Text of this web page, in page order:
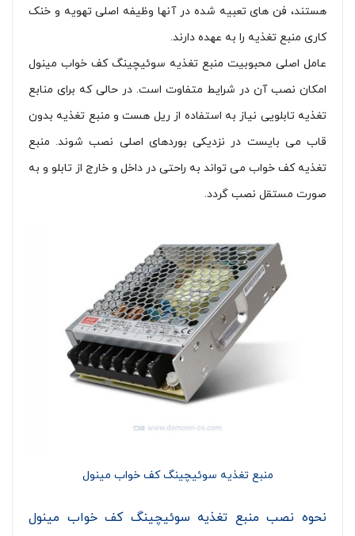
هستند، فن های تعبیه شده در آنها وظیفه اصلی تهویه و خنک
کاری منبع تغذیه را به عهده دارند.
عامل اصلی محبوبیت منبع تغذیه سوئیچینگ کف خواب مینول
امکان نصب آن در شرایط متفاوت است. در حالی که برای منابع
تغذیه تابلویی نیاز به استفاده از ریل هست و منبع تغذیه بدون
قاب می بایست در نزدیکی بوردهای اصلی نصب شوند. منبع
تغذیه کف خواب می تواند به راحتی در داخل و خارج از تابلو و به
صورت مستقل نصب گردد.
منبع تغذیه سوئیچینگ کف خواب مینول
نحوه نصب منبع تغذیه سوئیچینگ کف خواب مینول